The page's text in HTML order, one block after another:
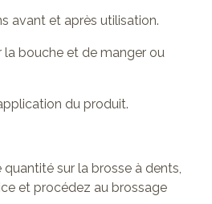
avant et après utilisation.
la bouche et de manger ou
du produit.
sur la brosse à dents,
et procédez au brossage